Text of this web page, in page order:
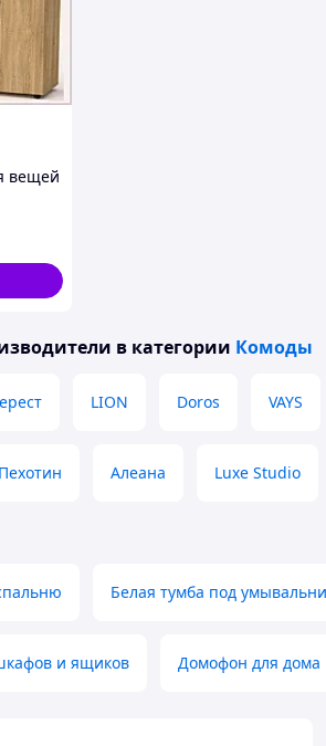
вещей
в категории Комоды
LION Doros VAYS
Пехотин Алеана Luxe Studio
Белая тумба под
и ящиков Домофон для дома